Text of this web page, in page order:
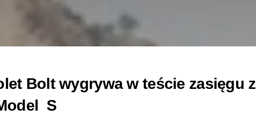
Bolt wygrywa w teście zasięgu z
S